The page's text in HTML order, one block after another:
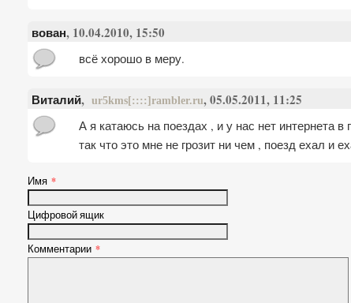
вован, 10.04.2010, 15:50
всё хорошо в меру.
Виталий, ur5kms[::::]rambler.ru, 05.05.2011, 11:25
А я катаюсь на поездах , и у нас нет интернета
так что это мне не грозит ни чем , поезд ехал и
Имя *
Цифровой ящик
Комментарии *